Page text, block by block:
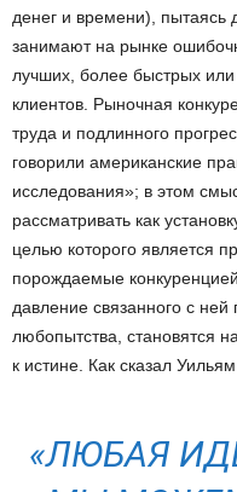
денег и времени), пытаясь
занимают на рынке
лучших, более быстрых
клиентов. Рыночная
труда и подлинного
говорили американские
исследования»; в этом
рассматривать как
целью которого является
порождаемые
давление связанного с
любопытства, становятся
к истине. Как сказал
«ЛЮБАЯ